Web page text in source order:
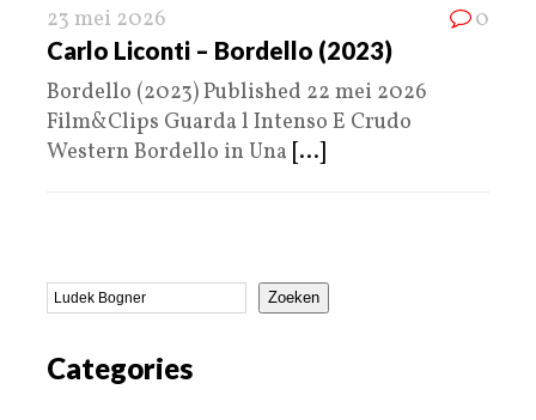
23 mei 2026 0
Carlo Liconti – Bordello (2023)
Bordello (2023) Published 22 mei 2026
Film&Clips Guarda l Intenso E Crudo
Western Bordello in Una [...]
Zoeken
Categories